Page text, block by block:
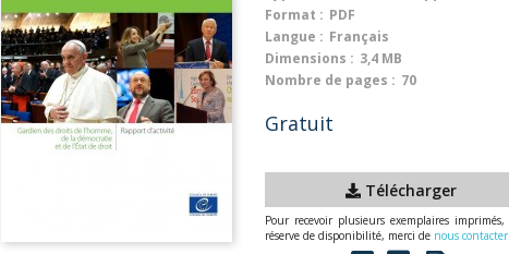
Format : PDF
Langue : Français
Dimensions : 3,4 MB
Nombre de pages : 70
Gratuit
Télécharger
Pour recevoir plusieurs exemplaires imprimés,
réserve de disponibilité, merci de nous contacter